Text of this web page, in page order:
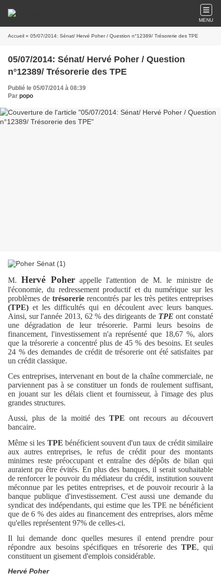
MENU
Accueil » 05/07/2014: Sénat/ Hervé Poher / Question n°12389/ Trésorerie des TPE
05/07/2014: Sénat/ Hervé Poher / Question
n°12389/ Trésorerie des TPE
Publié le 05/07/2014 à 08:39
Par popo
M. Hervé Poher appelle l'attention de M. le ministre de
l'économie, du redressement productif et du numérique sur les
problèmes de trésorerie rencontrés par les très petites entreprises
(TPE) et les difficultés qui en découlent avec leurs banques.
Ainsi, sur l'année 2013, 62 % des dirigeants de TPE ont constaté
une dégradation de leur trésorerie. Parmi leurs besoins de
financement, l'investissement n'a représenté que 18,67 %, alors
que la trésorerie a concentré plus de 45 % des besoins. Et seules
24 % des demandes de crédit de trésorerie ont été satisfaites par
un crédit classique.
Ces entreprises, intervenant en bout de la chaîne commerciale, ne
parviennent pas à se constituer un fonds de roulement suffisant,
en jouant sur les délais client et fournisseur, à l'image des plus
grandes structures.
Aussi, plus de la moitié desTPE ont recours au découvert
bancaire.
Même si les TPE bénéficient souvent d'un taux de crédit similaire
aux autres entreprises, le refus de crédit pour des montants
minimes reste préoccupant et entraîne des dépôts de bilan qui
auraient pu être évités. En plus des banques, il serait souhaitable
de renforcer le pouvoir du médiateur du crédit, institution souvent
méconnue par les petites entreprises, et de pouvoir recourir à la
banque publique d'investissement. C'est aussi une demande du
syndicat des indépendants, qui estime que les TPE ne bénéficient
que de 6 % des aides au financement des entreprises, alors même
qu'elles représentent 97% de celles-ci.
Il lui demande donc quelles mesures il entend prendre pour
répondre aux besoins spécifiques en trésorerie desTPE, qui
constituent un gisement d'emplois considérable.
Hervé Poher